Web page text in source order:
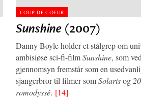
COUP DE COEUR
Sunshine(2007)
Danny Boyle holder et stålgrep om
ambisiøse sci-fi-filmSunshine, som
gjennomsyn fremstår som en
sjangerbror til filmer somSolarisog
romodyssé. [14]